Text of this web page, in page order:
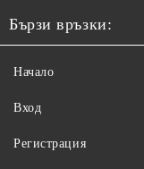
Бързи връзки:
Начало
Вход
Регистрация